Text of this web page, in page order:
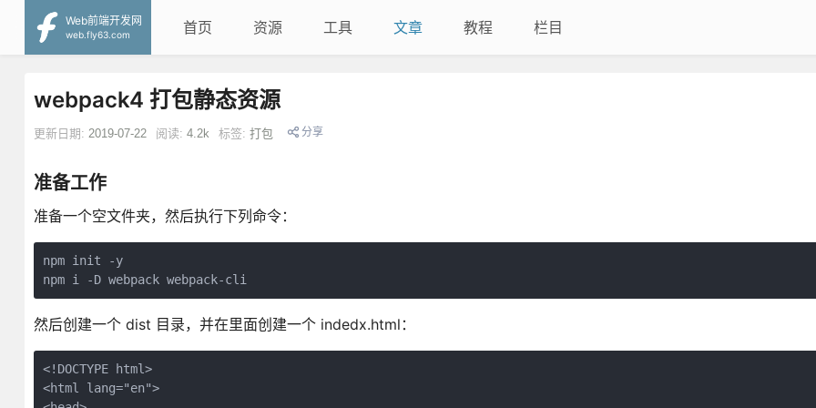
Web前端开发网
web.fly63.com
首页 资源 工具 文章 教程 栏目
webpack4 打包静态资源
更新日期: 2019-07-22 阅读: 4.2k 标签: 打包 分享
准备工作
准备一个空文件夹，然后执行下列命令：
npm init -y
npm i -D webpack webpack-cli
然后创建一个 dist 目录，并在里面创建一个 indedx.html：
<!DOCTYPE html>
<html lang="en">